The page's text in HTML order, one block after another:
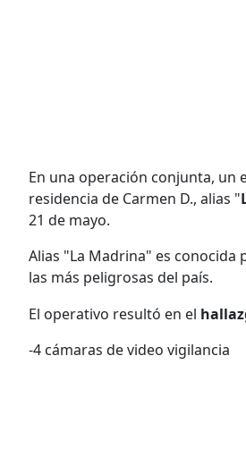
En una operación conjunta, un
residencia de Carmen D., alias "
21 de mayo.
Alias "La Madrina" es
las más peligrosas del país.
El operativo resultó en el
-4 cámaras de video vigilancia